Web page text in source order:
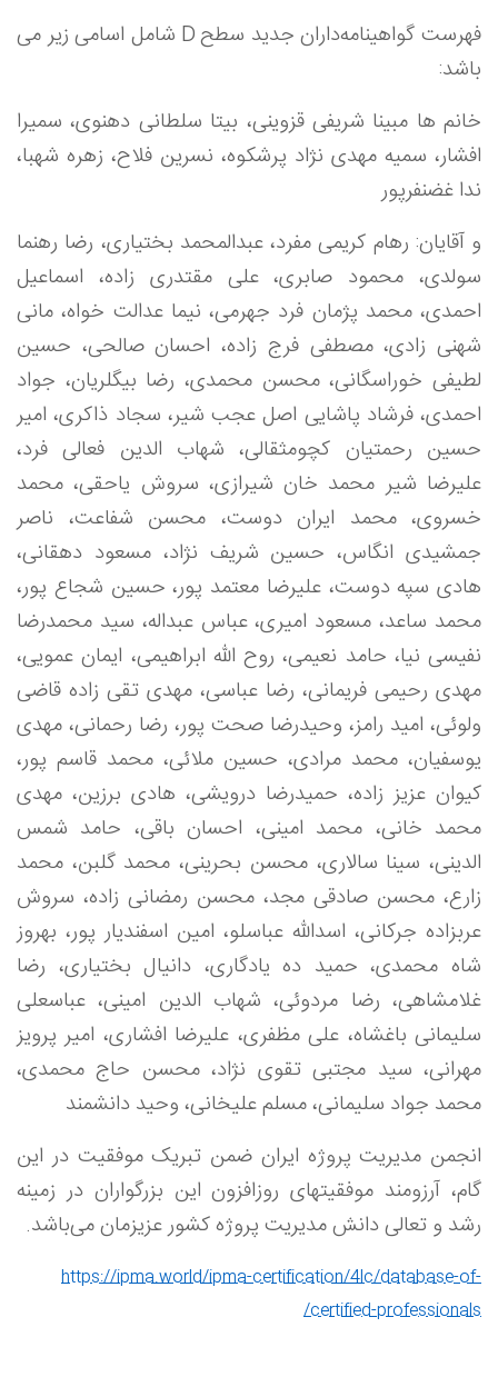
فهرست گواهینامهداران جدید سطحD شامل اسامی زیر می
باشد:
خانم ها مبینا شریفی قزوینی، بیتا سلطانی دهنوی، سمیرا
افشار، سمیه مهدی نژاد پرشکوه، نسرین فلاح، زهره شهبا،
ندا غضنفرپور
و آقایان: رهام کریمی مفرد، عبدالمحمد بختیاری، رضا رهنما
سولدی، محمود صابری، علی مقتدری زاده، اسماعیل
احمدی، محمد پژمان فرد جهرمی، نیما عدالت خواه، مانی
شهنی زادی، مصطفی فرج زاده، احسان صالحی، حسین
لطیفی خوراسگانی، محسن محمدی، رضا بیگلریان، جواد
احمدی، فرشاد پاشایی اصل عجب شیر، سجاد ذاکری، امیر
حسین رحمتیان کچومثقالی، شهاب الدین فعالی فرد،
علیرضا شیر محمد خان شیرازی، سروش یاحقی، محمد
خسروی، محمد ایران دوست، محسن شفاعت، ناصر
جمشیدی انگاس، حسین شریف نژاد، مسعود دهقانی،
هادی سپه دوست، علیرضا معتمد پور، حسین شجاع پور،
محمد ساعد، مسعود امیری، عباس عبداله، سید محمدرضا
نفیسی نیا، حامد نعیمی، روح الله ابراهیمی، ایمان عمویی،
مهدی رحیمی فریمانی، رضا عباسی، مهدی تقی زاده قاضی
ولوئی، امید رامز، وحیدرضا صحت پور، رضا رحمانی، مهدی
یوسفیان، محمد مرادی، حسین ملائی، محمد قاسم پور،
کیوان عزیز زاده، حمیدرضا درویشی، هادی برزین، مهدی
محمد خانی، محمد امینی، احسان باقی، حامد شمس
الدینی، سینا سالاری، محسن بحرینی، محمد گلبن، محمد
زارع، محسن صادقی مجد، محسن رمضانی زاده، سروش
عربزاده جرکانی، اسدالله عباسلو، امین اسفندیار پور، بهروز
شاه محمدی، حمید ده یادگاری، دانیال بختیاری، رضا
غلامشاهی، رضا مردوئی، شهاب الدین امینی، عباسعلی
سلیمانی باغشاه، علی مظفری، علیرضا افشاری، امیر پرویز
مهرانی، سید مجتبی تقوی نژاد، محسن حاج محمدی،
محمد جواد سلیمانی، مسلم علیخانی، وحید دانشمند
انجمن مدیریت پروژه ایران ضمن تبریک موفقیت در این
گام، آرزومند موفقیتهای روزافزون این بزرگواران در زمینه
رشد و تعالی دانش مدیریت پروژه کشور عزیزمان میباشد.
https://ipma.world/ipma-certification/4lc/database-of-
certified-professionals
/